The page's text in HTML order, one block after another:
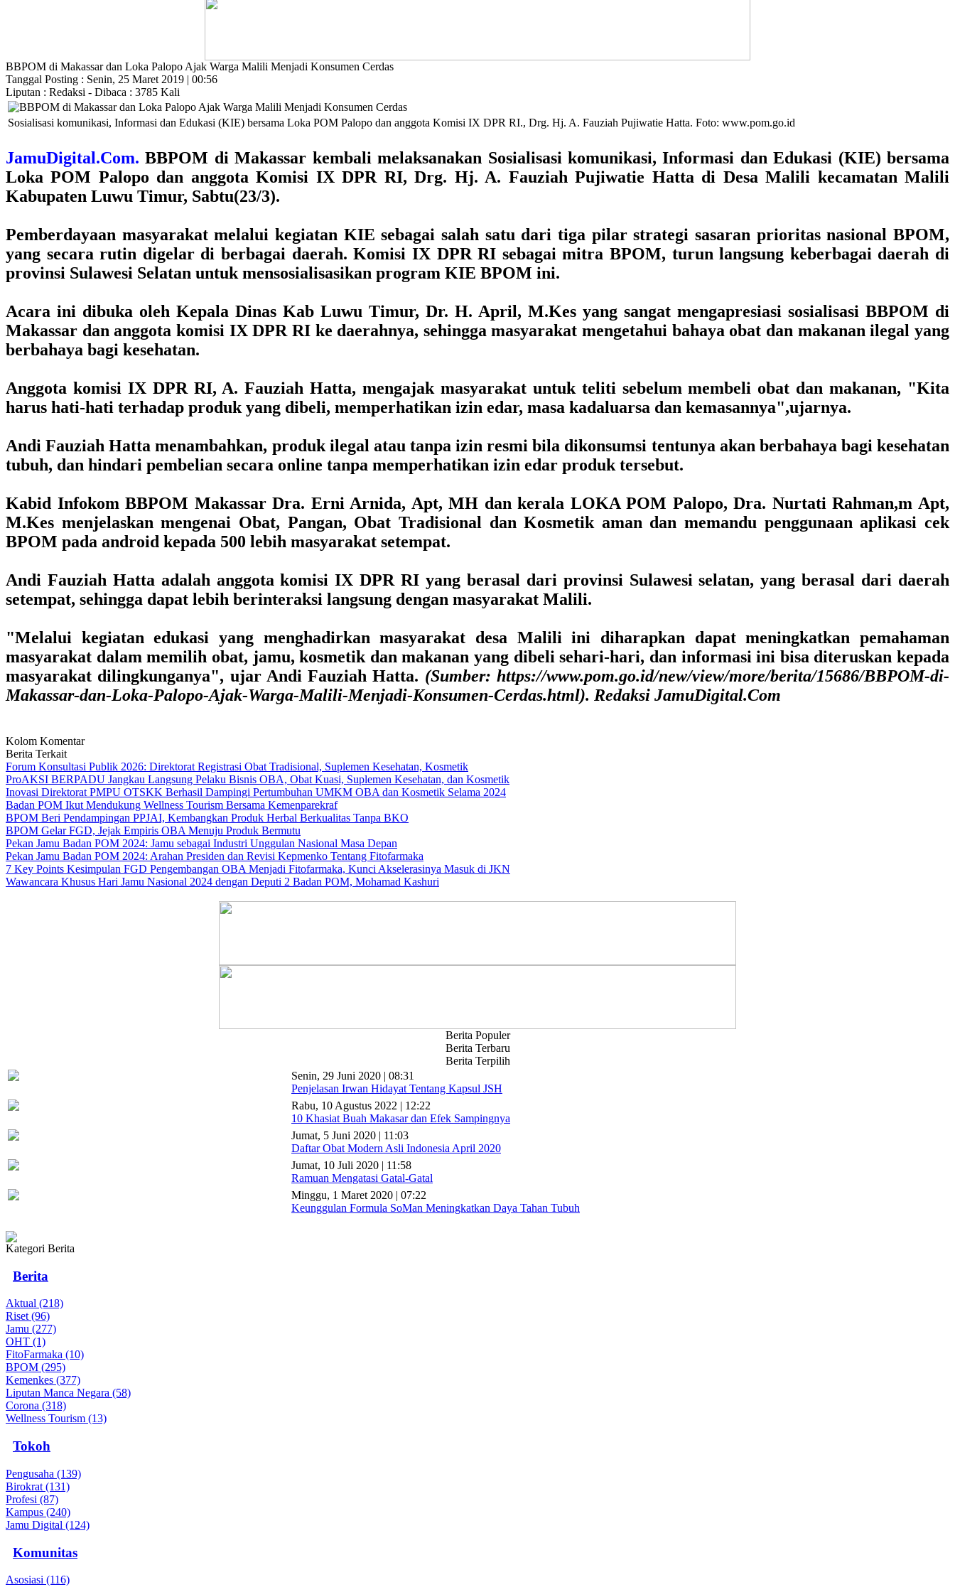
BBPOM di Makassar dan Loka Palopo Ajak Warga Malili Menjadi Konsumen Cerdas
Tanggal Posting : Senin, 25 Maret 2019 | 00:56
Liputan : Redaksi - Dibaca : 3785 Kali
Sosialisasi komunikasi, Informasi dan Edukasi (KIE) bersama Loka POM Palopo dan anggota Komisi IX DPR RI., Drg. Hj. A. Fauziah Pujiwatie Hatta. Foto: www.pom.go.id
JamuDigital.Com. BBPOM di Makassar kembali melaksanakan Sosialisasi komunikasi, Informasi dan Edukasi (KIE) bersama
Loka POM Palopo dan anggota Komisi IX DPR RI, Drg. Hj. A. Fauziah Pujiwatie Hatta di Desa Malili kecamatan Malili
Kabupaten Luwu Timur, Sabtu(23/3).
Pemberdayaan masyarakat melalui kegiatan KIE sebagai salah satu dari tiga pilar strategi sasaran prioritas nasional BPOM,
yang secara rutin digelar di berbagai daerah. Komisi IX DPR RI sebagai mitra BPOM, turun langsung keberbagai daerah di
provinsi Sulawesi Selatan untuk mensosialisasikan program KIE BPOM ini.
Acara ini dibuka oleh Kepala Dinas Kab Luwu Timur, Dr. H. April, M.Kes yang sangat mengapresiasi sosialisasi BBPOM di
Makassar dan anggota komisi IX DPR RI ke daerahnya, sehingga masyarakat mengetahui bahaya obat dan makanan ilegal yang
berbahaya bagi kesehatan.
Anggota komisi IX DPR RI, A. Fauziah Hatta, mengajak masyarakat untuk teliti sebelum membeli obat dan makanan, "Kita
harus hati-hati terhadap produk yang dibeli, memperhatikan izin edar, masa kadaluarsa dan kemasannya",ujarnya.
Andi Fauziah Hatta menambahkan, produk ilegal atau tanpa izin resmi bila dikonsumsi tentunya akan berbahaya bagi kesehatan
tubuh, dan hindari pembelian secara online tanpa memperhatikan izin edar produk tersebut.
Kabid Infokom BBPOM Makassar Dra. Erni Arnida, Apt, MH dan kerala LOKA POM Palopo, Dra. Nurtati Rahman,m Apt,
M.Kes menjelaskan mengenai Obat, Pangan, Obat Tradisional dan Kosmetik aman dan memandu penggunaan aplikasi cek
BPOM pada android kepada 500 lebih masyarakat setempat.
Andi Fauziah Hatta adalah anggota komisi IX DPR RI yang berasal dari provinsi Sulawesi selatan, yang berasal dari daerah
setempat, sehingga dapat lebih berinteraksi langsung dengan masyarakat Malili.
"Melalui kegiatan edukasi yang menghadirkan masyarakat desa Malili ini diharapkan dapat meningkatkan pemahaman
masyarakat dalam memilih obat, jamu, kosmetik dan makanan yang dibeli sehari-hari, dan informasi ini bisa diteruskan kepada
masyarakat dilingkunganya", ujar Andi Fauziah Hatta. (Sumber: https://www.pom.go.id/new/view/more/berita/15686/BBPOM-di-
Makassar-dan-Loka-Palopo-Ajak-Warga-Malili-Menjadi-Konsumen-Cerdas.html). Redaksi JamuDigital.Com
Kolom Komentar
Berita Terkait
Forum Konsultasi Publik 2026: Direktorat Registrasi Obat Tradisional, Suplemen Kesehatan, Kosmetik
ProAKSI BERPADU Jangkau Langsung Pelaku Bisnis OBA, Obat Kuasi, Suplemen Kesehatan, dan Kosmetik
Inovasi Direktorat PMPU OTSKK Berhasil Dampingi Pertumbuhan UMKM OBA dan Kosmetik Selama 2024
Badan POM Ikut Mendukung Wellness Tourism Bersama Kemenparekraf
BPOM Beri Pendampingan PPJAI, Kembangkan Produk Herbal Berkualitas Tanpa BKO
BPOM Gelar FGD, Jejak Empiris OBA Menuju Produk Bermutu
Pekan Jamu Badan POM 2024: Jamu sebagai Industri Unggulan Nasional Masa Depan
Pekan Jamu Badan POM 2024: Arahan Presiden dan Revisi Kepmenko Tentang Fitofarmaka
7 Key Points Kesimpulan FGD Pengembangan OBA Menjadi Fitofarmaka, Kunci Akselerasinya Masuk di JKN
Wawancara Khusus Hari Jamu Nasional 2024 dengan Deputi 2 Badan POM, Mohamad Kashuri
Berita Populer
Berita Terbaru
Berita Terpilih
Senin, 29 Juni 2020 | 08:31
Penjelasan Irwan Hidayat Tentang Kapsul JSH
Rabu, 10 Agustus 2022 | 12:22
10 Khasiat Buah Makasar dan Efek Sampingnya
Jumat, 5 Juni 2020 | 11:03
Daftar Obat Modern Asli Indonesia April 2020
Jumat, 10 Juli 2020 | 11:58
Ramuan Mengatasi Gatal-Gatal
Minggu, 1 Maret 2020 | 07:22
Keunggulan Formula SoMan Meningkatkan Daya Tahan Tubuh
Kategori Berita
Berita
Aktual (218)
Riset (96)
Jamu (277)
OHT (1)
FitoFarmaka (10)
BPOM (295)
Kemenkes (377)
Liputan Manca Negara (58)
Corona (318)
Wellness Tourism (13)
Tokoh
Pengusaha (139)
Birokrat (131)
Profesi (87)
Kampus (240)
Jamu Digital (124)
Komunitas
Asosiasi (116)